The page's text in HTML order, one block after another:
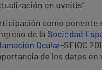
en uveítis”
como ponente
de la Sociedad
Ocular-SEIOC
de los datos en